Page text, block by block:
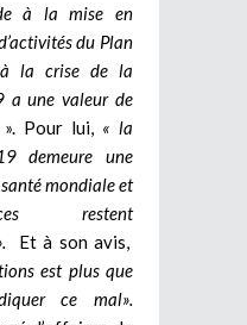
à la mise en
du Plan
la crise de la
a une valeur de
Pour lui, « la
demeure une
mondiale et
restent
Et à son avis,
est plus que
ce mal».